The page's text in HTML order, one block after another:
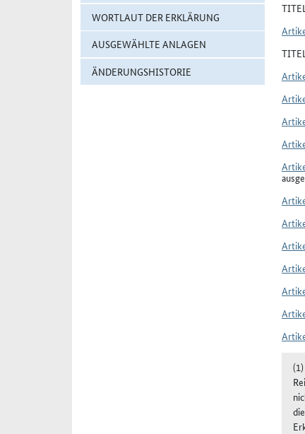
WORTLAUT DER ERKLÄRUNG
AUSGEWÄHLTE ANLAGEN
ÄNDERUNGSHISTORIE